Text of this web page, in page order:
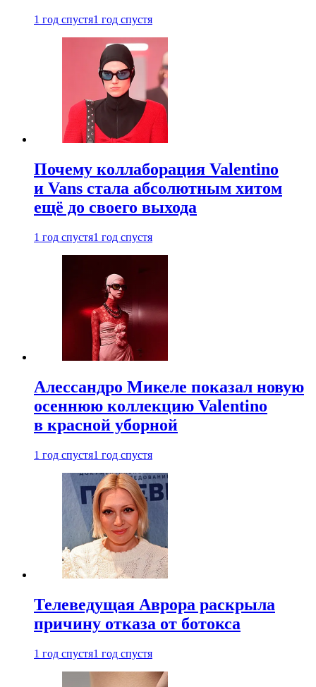
1 год спустя1 год спустя
Почему коллаборация Valentino
и Vans стала абсолютным хитом
ещё до своего выхода
1 год спустя1 год спустя
Алессандро Микеле показал новую
осеннюю коллекцию Valentino
в красной уборной
1 год спустя1 год спустя
Телеведущая Аврора раскрыла
причину отказа от ботокса
1 год спустя1 год спустя